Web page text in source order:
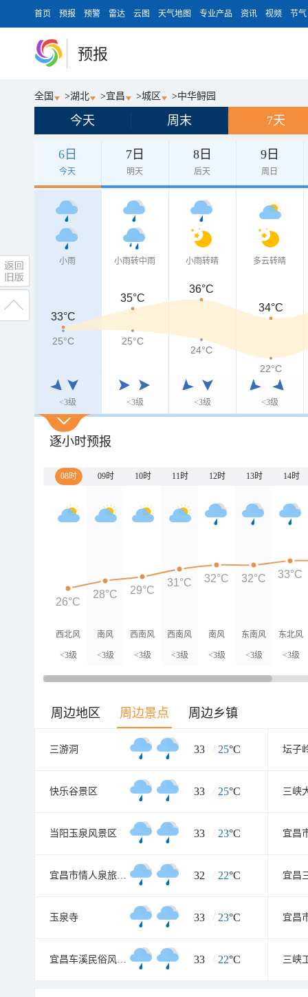
首页 预报 预警 雷达 云图 天气地图 专业产品 资讯 视频 节气
预报
全国 >湖北 >宜昌 >城区 >中华鲟园
今天 周末 7天
6日
今天
7日
明天
8日
后天
9日
周日
小雨
<3级
小雨转中雨
<3级
小雨转晴
<3级
多云转晴
<3级
33°C
35°C
36°C
34°C
25°C
25°C
24°C
22°C
逐小时预报
08时 09时 10时 11时 12时 13时 14时
西北风
<3级
南风
<3级
西南风
<3级
西南风
<3级
南风
<3级
东南风
<3级
东北风
<3级
26°C
28°C 29°C
31°C 32°C 32°C 33°C
周边地区 周边景点 周边乡镇
三游洞 33 / 25°C 坛子
快乐谷景区 33 / 25°C 三峡
当阳玉泉风景区 33 / 23°C
宜昌市情人泉旅游区 32 / 22°C
玉泉寺 33 / 23°C
宜昌车溪民俗风景区 33 / 22°C 三峡